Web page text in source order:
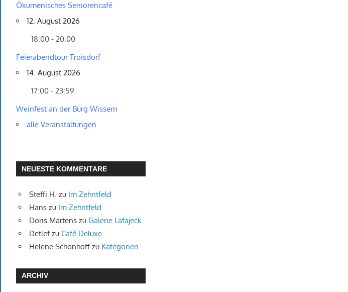
Ökumenisches Seniorencafé
12. August 2026
18:00 - 20:00
Feierabendtour Troisdorf
14. August 2026
17:00 - 23:59
Weinfest an der Burg Wissem
alle Veranstaltungen
NEUESTE KOMMENTARE
Steffi H. zu Im Zehntfeld
Hanszu Im Zehntfeld
Doris Martenszu Galerie Lafajeck
Detlefzu Café Deluxe
Helene Schönhoffzu Kategorien
ARCHIV